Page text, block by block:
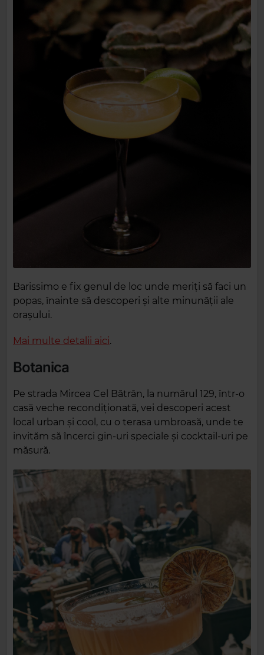
Barissimo e fix genul de loc unde meriți să faci un
popas, înainte să descoperi și alte minunății ale
orașului.
Mai multe detalii aici.
Botanica
Pe strada Mircea Cel Bătrân, la numărul 129, într-o
casă veche recondiționată, vei descoperi acest
local urban și cool, cu o terasa umbroasă, unde te
invităm să încerci gin-uri speciale și cocktail-uri pe
măsură.